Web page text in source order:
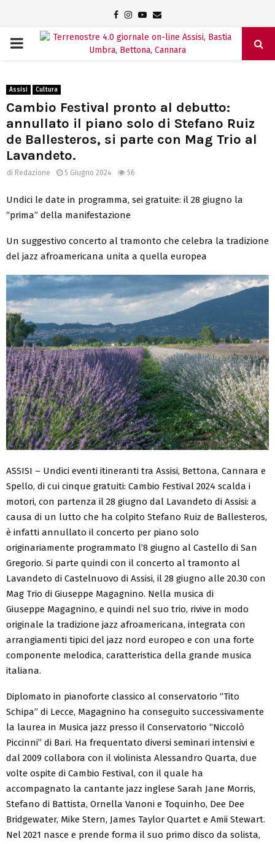
Facebook
Instagram
Youtube
Email
PRIMARY
Assisi Cultura
Cambio Festival pronto al debutto:
annullato il piano solo di Stefano Ruiz
de Ballesteros, si parte con Mag Trio al
Lavandeto.
di Redazione 5 Giugno 2024 56
Undici le date in programma, sei gratuite: il 28 giugno la
“prima” della manifestazione
Un suggestivo concerto al tramonto che celebra la tradizione
del jazz afroamericana unita a quella europea
ASSISI – Undici eventi itineranti tra Assisi, Bettona, Cannara e
Spello, di cui cinque gratuiti: Cambio Festival 2024 scalda i
motori, con partenza il 28 giugno dal Lavandeto di Assisi: a
causa di un lutto che ha colpito Stefano Ruiz de Ballesteros,
è infatti annullato il concerto per piano solo
originariamente programmato l’8 giugno al Castello di San
Gregorio. Si parte quindi con il concerto al tramonto al
Lavandeto di Castelnuovo di Assisi, il 28 giugno alle 20.30 con
Mag Trio di Giuseppe Magagnino. Nella musica di
Giuseppe Magagnino, e quindi nel suo trio, rivive in modo
originale la tradizione jazz afroamericana, integrata con
arrangiamenti tipici del jazz nord europeo e con una forte
componente melodica, caratteristica della grande musica
italiana.
Diplomato in pianoforte classico al conservatorio “Tito
Schipa” di Lecce, Magagnino ha conseguito successivamente
la laurea in Musica jazz presso il Conservatorio “Niccolò
Piccinni” di Bari. Ha frequentato diversi seminari intensivi e
dal 2009 collabora con il violinista Alessandro Quarta, due
volte ospite di Cambio Festival, con il quale ha
accompagnato la cantante jazz inglese Sarah Jane Morris,
Stefano di Battista, Ornella Vanoni e Toquinho, Dee Dee
Bridgewater, Mike Stern, James Taylor Quartet e Amii Stewart.
Nel 2021 nasce e prende forma il suo primo disco da solista,